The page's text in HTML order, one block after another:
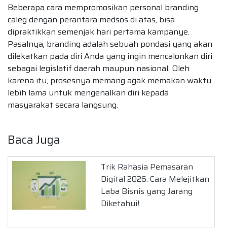
Beberapa cara mempromosikan personal branding
caleg dengan perantara medsos di atas, bisa
dipraktikkan semenjak hari pertama kampanye.
Pasalnya, branding adalah sebuah pondasi yang akan
dilekatkan pada diri Anda yang ingin mencalonkan diri
sebagai legislatif daerah maupun nasional. Oleh
karena itu, prosesnya memang agak memakan waktu
lebih lama untuk mengenalkan diri kepada
masyarakat secara langsung.
Baca Juga
Trik Rahasia Pemasaran
Digital 2026: Cara Melejitkan
Laba Bisnis yang Jarang
Diketahui!